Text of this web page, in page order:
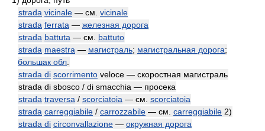
strada vicinale — см. vicinale
strada ferrata — железная дорога
strada battuta — см. battuto
strada maestra — магистраль; магистральная дорога;
большак обл
strada di scorrimento veloce — скоростная магистраль
strada di sbosco / di smacchia — просека
strada traversa / scorciatoia — см. scorciatoia
strada carreggiabile / carrozzabile — см. carreggiabile 2)
strada di circonvallazione — окружная дорога